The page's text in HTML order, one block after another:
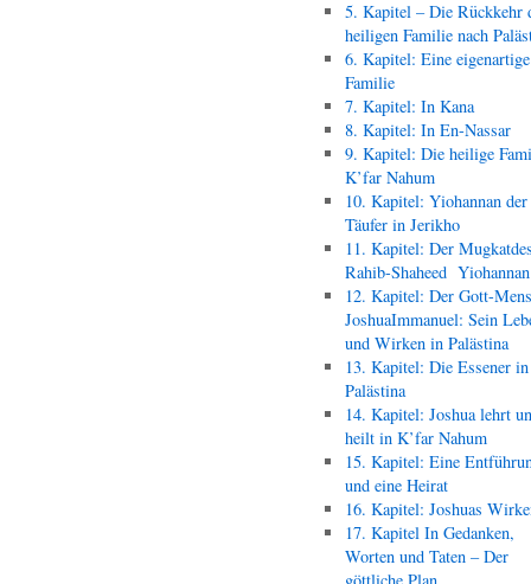
5. Kapitel – Die Rückkehr
heiligen Familie nach
6. Kapitel: Eine eigenartige
Familie
7. Kapitel: In Kana
8. Kapitel: In En-Nassar
9. Kapitel: Die heilige
K’far Nahum
10. Kapitel: Yiohannan der
Täufer in Jerikho
11. Kapitel: Der
Rahib-Shaheed
12. Kapitel: Der Gott-
JoshuaImmanuel: Sein
und Wirken in Palästina
13. Kapitel: Die Essener in
Palästina
14. Kapitel: Joshua lehrt
heilt in K’far Nahum
15. Kapitel: Eine
und eine Heirat
16. Kapitel: Joshuas
17. Kapitel In Gedanken,
Worten und Taten – Der